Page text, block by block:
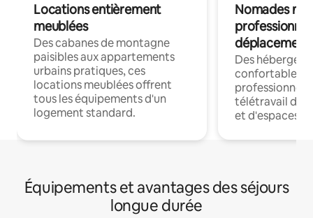
Locations entièrement
meublées
Des cabanes de montagne
paisibles aux appartements
urbains pratiques, ces
locations meublées offrent
tous les équipements d'un
logement standard.
Nomades
déplacement
Des
confortables
professionnels
télétravail
et d'espaces
Équipements et avantages des séjours
longue durée